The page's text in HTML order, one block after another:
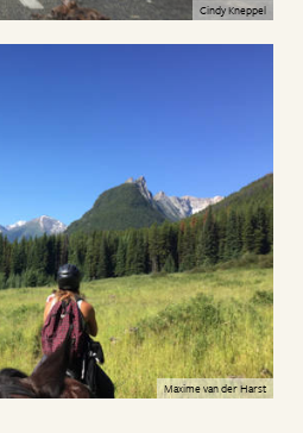
Cindy Kneppel
Maxime van der Harst